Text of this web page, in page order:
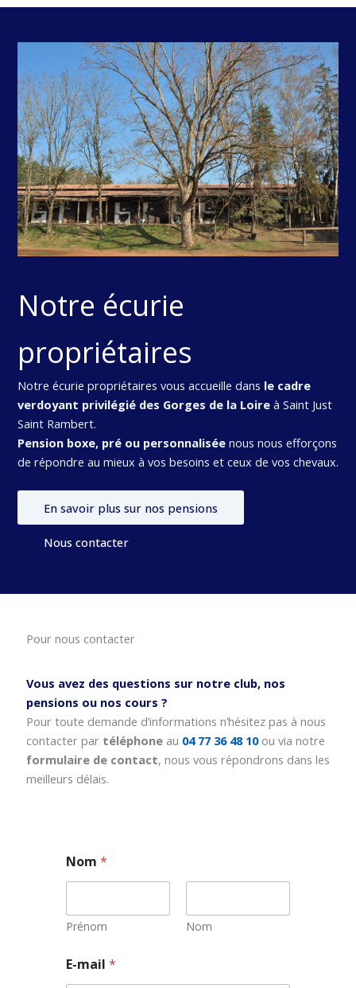
Notre écurie
propriétaires
Notre écurie propriétaires vous accueille dans le cadre
verdoyant privilégié des Gorges de la Loireà Saint Just
Saint Rambert.
Pension boxe, pré ou personnaliséenous nous efforçons
de répondre au mieux à vos besoins et ceux de vos chevaux.
En savoir plus sur nos pensions
Nous contacter
Pour nous contacter
Vous avez des questions sur notre club, nos
pensions ou nos cours ?
Pour toute demande d’informations n’hésitez pas à nous
contacter par téléphoneau 04 77 36 48 10 ou via notre
formulaire de contact, nous vous répondrons dans les
meilleurs délais.
Nom*
Prénom Nom
o
m
E-mail*